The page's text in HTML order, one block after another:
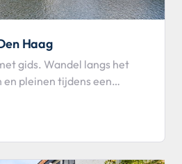
Haag
gids. Wandel langs het
en pleinen tijdens een